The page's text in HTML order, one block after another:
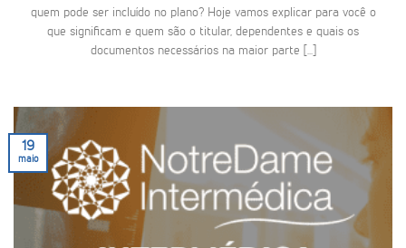
quem pode ser incluído no plano? Hoje vamos explicar para você o
que significam e quem são o titular, dependentes e quais os
documentos necessários na maior parte [...]
19
maio